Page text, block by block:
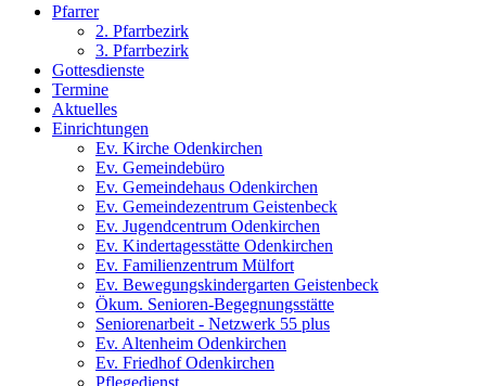
Pfarrer
2. Pfarrbezirk
3. Pfarrbezirk
Gottesdienste
Termine
Aktuelles
Einrichtungen
Ev. Kirche Odenkirchen
Ev. Gemeindebüro
Ev. Gemeindehaus Odenkirchen
Ev. Gemeindezentrum Geistenbeck
Ev. Jugendcentrum Odenkirchen
Ev. Kindertagesstätte Odenkirchen
Ev. Familienzentrum Mülfort
Ev. Bewegungskindergarten Geistenbeck
Ökum. Senioren-Begegnungsstätte
Seniorenarbeit - Netzwerk 55 plus
Ev. Altenheim Odenkirchen
Ev. Friedhof Odenkirchen
Pflegedienst